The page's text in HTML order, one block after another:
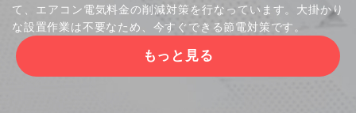
て、エアコン電気料金の削減対策を行なっています。大掛かり
な設置作業は不要なため、今すぐできる節電対策です。
もっと見る